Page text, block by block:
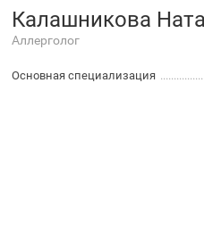
Калашникова
Аллерголог
Основная специализация